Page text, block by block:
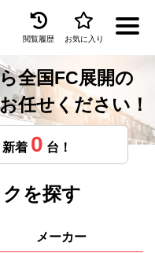
探す
閲覧履歴 お気に入り
全国FC展開の
任せください！
を探す
新着 0 台！
メーカー